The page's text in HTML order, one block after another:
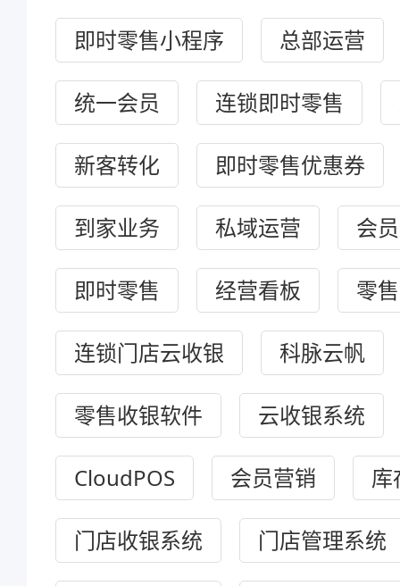
即时零售小程序 总部运营
统一会员 连锁即时零售
新客转化 即时零售优惠券
到家业务 私域运营 会
即时零售 经营看板 零
连锁门店云收银 科脉云帆
零售收银软件 云收银系统
CloudPOS 会员营销 库
门店收银系统 门店管理系统